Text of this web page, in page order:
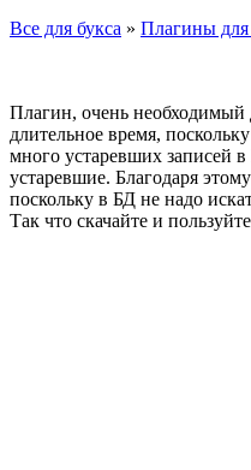
Все для букса » Плагины для
Плагин, очень необходимый
длительное время,
много устаревших записей
устаревшие. Благодаря
поскольку в БД не надо
Так что скачайте и